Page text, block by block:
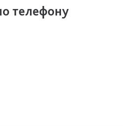
телефону